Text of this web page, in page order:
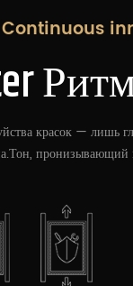
красок — лишь
пронизывающий
наполняя их
способным мгновенно
цвет возвращения